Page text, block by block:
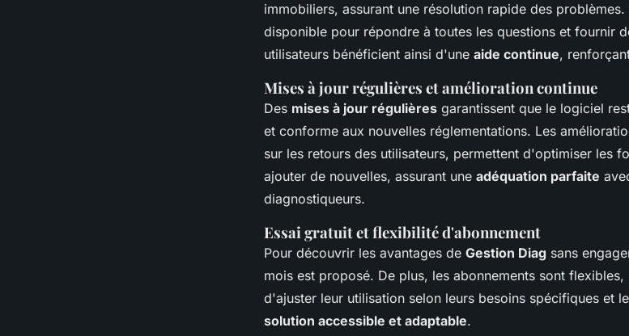
immobiliers, assurant une résolution rapide des problèmes.
disponible pour répondre à toutes les questions et fournir
utilisateurs bénéficient ainsi d'une aide continue,
Mises à jour régulières et amélioration continue
Des mises à jour régulières garantissent que le logiciel
et conforme aux nouvelles réglementations. Les
sur les retours des utilisateurs, permettent d'optimiser les
ajouter de nouvelles, assurant une adéquation parfaite
diagnostiqueurs.
Essai gratuit et flexibilité d'abonnement
Pour découvrir les avantages de Gestion Diag sans
mois est proposé. De plus, les abonnements sont
d'ajuster leur utilisation selon leurs besoins spécifiques et
solution accessible et adaptable.